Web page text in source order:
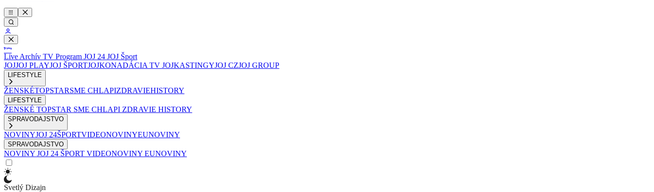
Live Archív TV Program JOJ 24 JOJ Šport
JOJJOJ PLAYJOJ ŠPORTJOJKONADÁCIA TV JOJKASTINGYJOJ CZJOJ GROUP
LIFESTYLE
ŽENSKÉTOPSTARSME CHLAPIZDRAVIEHISTORY
LIFESTYLE
ŽENSKÉ TOPSTAR SME CHLAPI ZDRAVIE HISTORY
SPRAVODAJSTVO
NOVINYJOJ 24ŠPORTVIDEONOVINYEUNOVINY
SPRAVODAJSTVO
NOVINY JOJ 24 ŠPORT VIDEONOVINY EUNOVINY
Svetlý Dizajn